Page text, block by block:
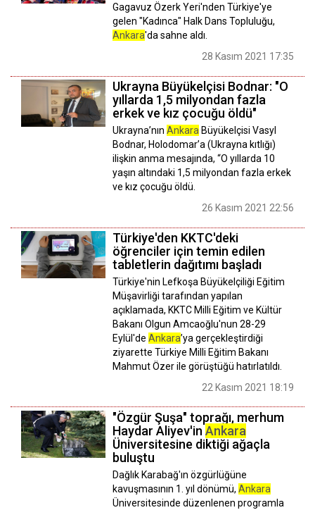
Gagavuz Özerk Yeri'nden Türkiye'ye
gelen "Kadınca" Halk Dans Topluluğu,
Ankara'da sahne aldı.
28 Kasım 2021 17:35
Ukrayna Büyükelçisi Bodnar: "O
yıllarda 1,5 milyondan fazla
erkek ve kız çocuğu öldü"
Ukrayna’nın Ankara Büyükelçisi Vasyl
Bodnar, Holodomar’a (Ukrayna kıtlığı)
ilişkin anma mesajında, “O yıllarda 10
yaşın altındaki 1,5 milyondan fazla erkek
ve kız çocuğu öldü.
26 Kasım 2021 22:56
Türkiye'den KKTC'deki
öğrenciler için temin edilen
tabletlerin dağıtımı başladı
Türkiye'nin Lefkoşa Büyükelçiliği Eğitim
Müşavirliği tarafından yapılan
açıklamada, KKTC Milli Eğitim ve Kültür
Bakanı Olgun Amcaoğlu'nun 28-29
Eylül'de Ankara’ya gerçekleştirdiği
ziyarette Türkiye Milli Eğitim Bakanı
Mahmut Özer ile görüştüğü hatırlatıldı.
22 Kasım 2021 18:19
"Özgür Şuşa" toprağı, merhum
Haydar Aliyev'in Ankara
Üniversitesine diktiği ağaçla
buluştu
Dağlık Karabağ'ın özgürlüğüne
kavuşmasının 1. yıl dönümü, Ankara
Üniversitesinde düzenlenen programla